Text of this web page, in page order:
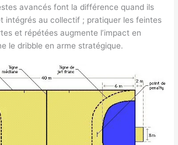
avancés font la différence quand ils
intégrés au collectif ; pratiquer les feintes
et répétées augmente l’impact en
le dribble en arme stratégique.